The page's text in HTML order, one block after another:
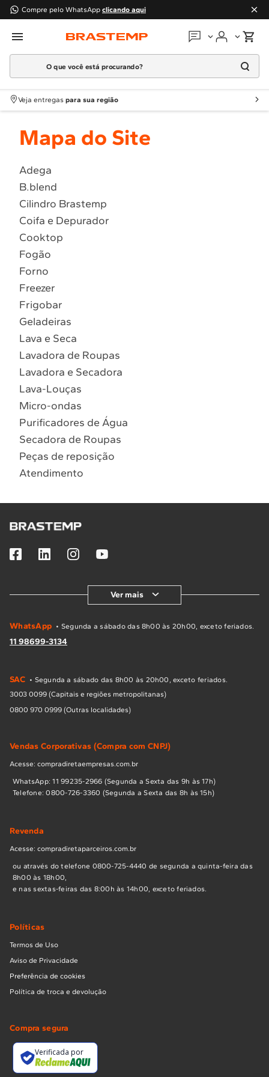
Compre pelo WhatsApp clicando aqui
Em que podemos
Atendimento Brastemp
Localizar assistência técnica
O que você está procurando?
Termos mais buscados
1º Geladeira
2
Fogao
4 º Lava Louça
5 º Cooktop
6º Microondas Brastemp
7º Forno
8º Embutir
9º Lava Seca
Veja entregas para sua região
Mapa do Site
Adega
B.blend
Cilindro Brastemp
Coifa e Depurador
Cooktop
Fogão
Forno
Freezer
Frigobar
Geladeiras
Lava e Seca
Lavadora de Roupas
Lavadora e Secadora
Lava-Louças
Micro-ondas
Purificadores de Água
Secadora de Roupas
Peças de reposição
Atendimento
Ver mais
WhatsApp • Segunda a sábado das 8h00 às 20h00, exceto feriados.
11 98699-3134
SAC • Segunda a sábado das 8h00 às 20h00, exceto feriados.
3003 0099 (Capitais e regiões metropolitanas)
0800 970 0999 (Outras localidades)
Vendas Corporativas (Compra com CNPJ)
Acesse: compradiretaempresas.com.br
WhatsApp: 11 99235-2966 (Segunda a Sexta das 9h às 17h)
Telefone: 0800-726-3360 (Segunda a Sexta das 8h às 15h)
Revenda
Acesse: compradiretaparceiros.com.br
ou através do telefone 0800-725-4440 de segunda a quinta-feira das
8h00 às 18h00,
e nas sextas-feiras das 8:00h às 14h00, exceto feriados.
Políticas
Termos de Uso
Aviso de Privacidade
Preferência de cookies
Política de troca e devolução
Compra segura
Verificada por